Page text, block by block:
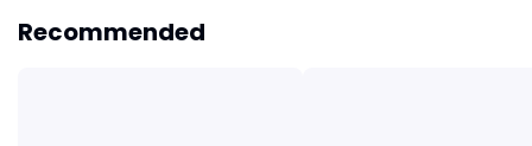
Recommended